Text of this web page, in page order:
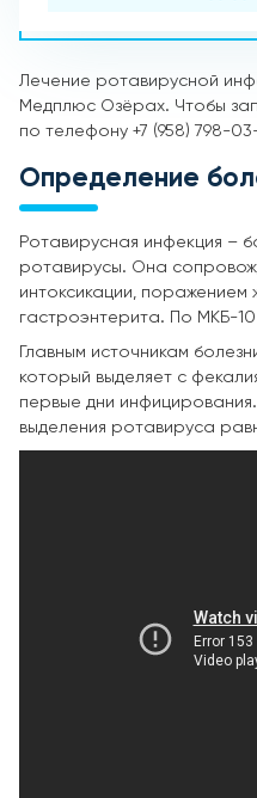
Лечение ротавирусной
Медплюс Озёрах. Чтобы
по телефону +7 (958) 798-
Определение
Ротавирусная инфекция –
ротавирусы. Она
интоксикации, поражением
гастроэнтерита. По МКБ-
Главным источникам
который выделяет с
первые дни
выделения ротавируса